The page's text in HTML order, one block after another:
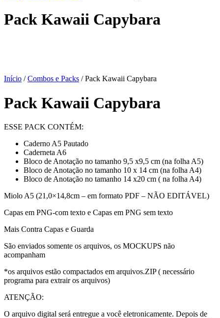
Pack Kawaii Capybara
Início /Combos e Packs / Pack Kawaii Capybara
Pack Kawaii Capybara
ESSE PACK CONTÉM:
Caderno A5 Pautado
Caderneta A6
Bloco de Anotação no tamanho 9,5 x9,5 cm (na folha A5)
Bloco de Anotação no tamanho 10 x 14 cm (na folha A4)
Bloco de Anotação no tamanho 14 x20 cm ( na folha A4)
Miolo A5 (21,0×14,8cm – em formato PDF – NÃO EDITÁVEL)
Capas em PNG-com texto e Capas em PNG sem texto
Mais Contra Capas e Guarda
São enviados somente os arquivos, os MOCKUPS não
acompanham
*os arquivos estão compactados em arquivos.ZIP ( necessário
programa para extrair os arquivos)
ATENÇÃO:
O arquivo digital será entregue a você eletronicamente. Depois de